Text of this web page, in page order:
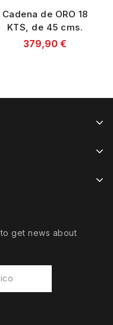
Cadena de ORO 18
KTS, de 45 cms.
379,90 €
get news about